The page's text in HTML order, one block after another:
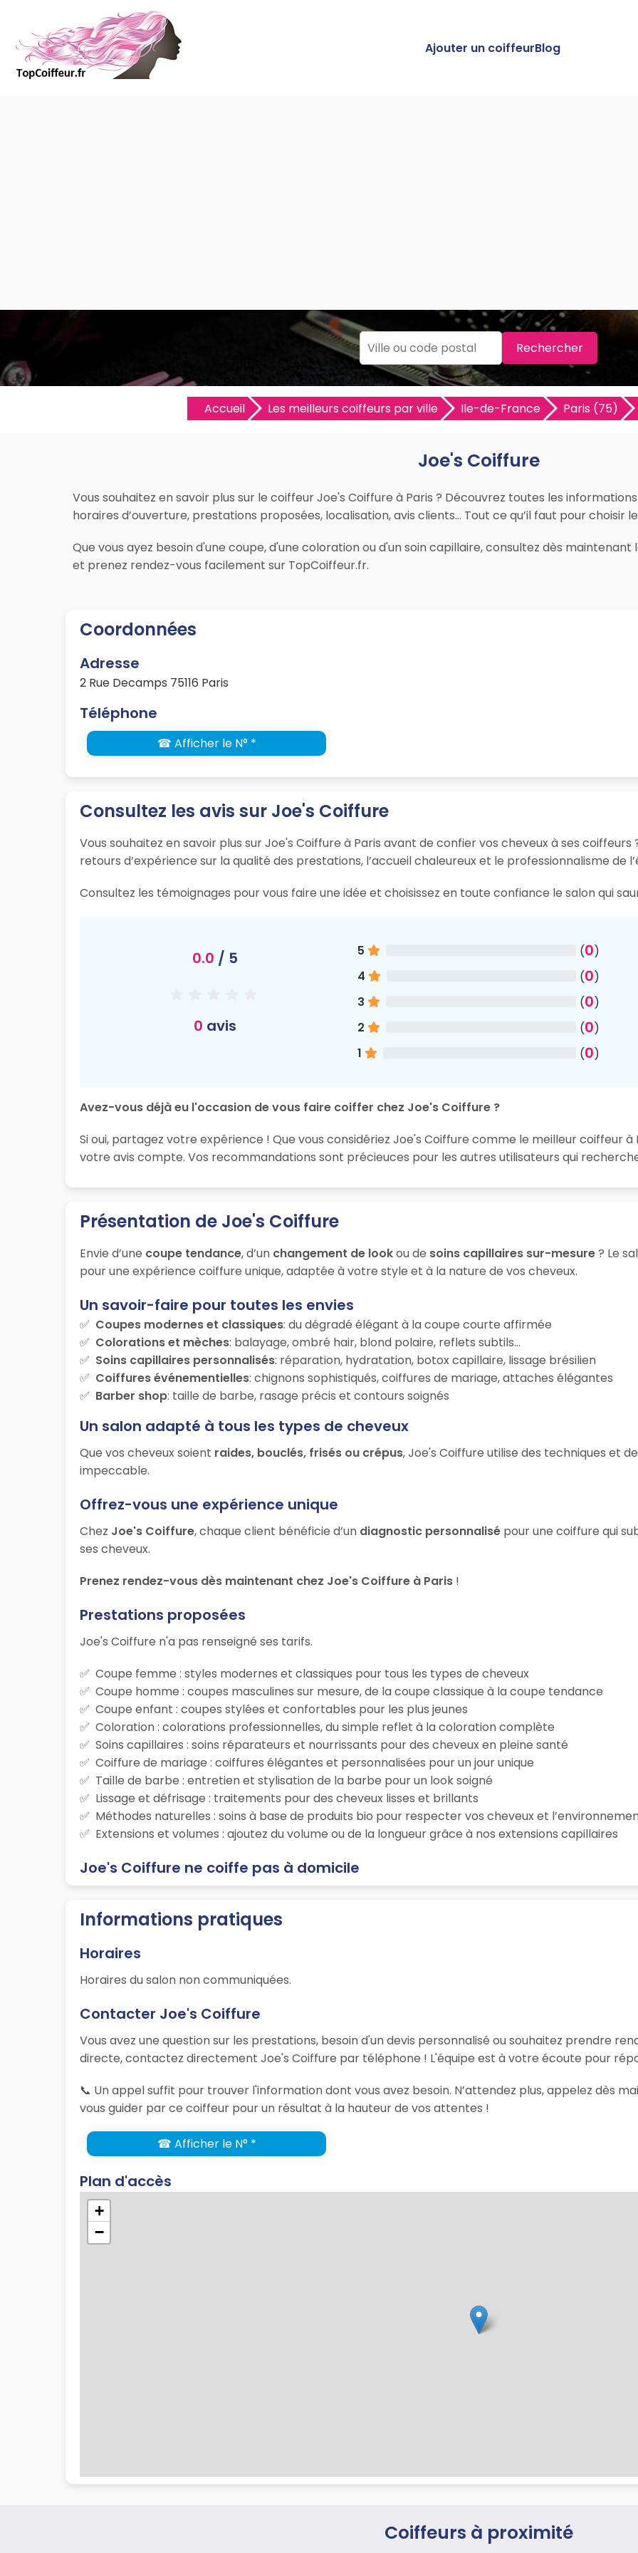
Ajouter un coiffeurBlog
Rechercher
Accueil Les meilleurs coiffeurs par ville Ile-de-France Paris (75)
Joe's Coiffure
Vous souhaitez en savoir plus sur le coiffeur Joe's Coiffure à Paris ? Découvrez toutes les
horaires d’ouverture, prestations proposées, localisation, avis clients… Tout ce qu’il faut pour choisir
Que vous ayez besoin d'une coupe, d'une coloration ou d'un soin capillaire, consultez dès
et prenez rendez-vous facilement sur TopCoiffeur.fr.
Coordonnées
Adresse
2 Rue Decamps 75116 Paris
Téléphone
☎ Afficher le N° *
Consultez les avis sur Joe's Coiffure
Vous souhaitez en savoir plus sur Joe's Coiffure à Paris avant de confier vos cheveux à ses
retours d’expérience sur la qualité des prestations, l’accueil chaleureux et le professionnalisme de
Consultez les témoignages pour vous faire une idée et choisissez en toute confiance le salon qui
0.0 / 5
0 avis
5 (0)
4
(0)
3
(0)
2
(0)
1
(0)
Avez-vous déjà eu l'occasion de vous faire coiffer chez Joe's Coiffure ?
Si oui, partagez votre expérience ! Que vous considériez Joe's Coiffure comme le meilleur coiffeur
votre avis compte. Vos recommandations sont précieuces pour les autres utilisateurs qui
Présentation de Joe's Coiffure
Envie d’une coupe tendance, d’un changement de lookou de soins capillaires sur-mesure? Le
pour une expérience coiffure unique, adaptée à votre style et à la nature de vos cheveux.
Un savoir-faire pour toutes les envies
Coupes modernes et classiques: du dégradé élégant à la coupe courte affirmée
Colorations et mèches: balayage, ombré hair, blond polaire, reflets subtils…
Soins capillaires personnalisés: réparation, hydratation, botox capillaire, lissage brésilien
Coiffures événementielles: chignons sophistiqués, coiffures de mariage, attaches élégantes
Barber shop: taille de barbe, rasage précis et contours soignés
Un salon adapté à tous les types de cheveux
Que vos cheveux soient raides, bouclés, frisés ou crépus, Joe's Coiffure utilise des techniques et
impeccable.
Offrez-vous une expérience unique
Chez Joe's Coiffure, chaque client bénéficie d’un diagnostic personnalisé pour une coiffure qui
ses cheveux.
Prenez rendez-vous dès maintenant chez Joe's Coiffure à Paris !
Prestations proposées
Joe's Coiffure n'a pas renseigné ses tarifs.
Coupe femme : styles modernes et classiques pour tous les types de cheveux
Coupe homme : coupes masculines sur mesure, de la coupe classique à la coupe tendance
Coupe enfant : coupes stylées et confortables pour les plus jeunes
Coloration : colorations professionnelles, du simple reflet à la coloration complète
Soins capillaires : soins réparateurs et nourrissants pour des cheveux en pleine santé
Coiffure de mariage : coiffures élégantes et personnalisées pour un jour unique
Taille de barbe : entretien et stylisation de la barbe pour un look soigné
Lissage et défrisage : traitements pour des cheveux lisses et brillants
Méthodes naturelles : soins à base de produits bio pour respecter vos cheveux et
Extensions et volumes : ajoutez du volume ou de la longueur grâce à nos extensions capillaires
Joe's Coiffure ne coiffe pas à domicile
Informations pratiques
Horaires
Horaires du salon non communiquées.
Contacter Joe's Coiffure
Vous avez une question sur les prestations, besoin d'un devis personnalisé ou souhaitez prendre
directe, contactez directement Joe's Coiffure par téléphone ! L'équipe est à votre écoute pour
📞 Un appel suffit pour trouver l'information dont vous avez besoin. N’attendez plus, appelez dès
vous guider par ce coiffeur pour un résultat à la hauteur de vos attentes !
☎ Afficher le N° *
Plan d'accès
+
−
Coiffeurs à proximité